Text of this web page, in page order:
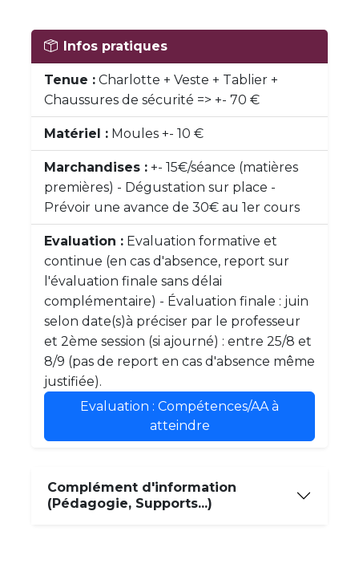
Infos pratiques
Tenue : Charlotte + Veste + Tablier +
Chaussures de sécurité => +- 70 €
Matériel : Moules +- 10 €
Marchandises : +- 15€/séance (matières
premières) - Dégustation sur place -
Prévoir une avance de 30€ au 1er cours
Evaluation : Evaluation formative et
continue (en cas d'absence, report sur
l'évaluation finale sans délai
complémentaire) - Évaluation finale : juin
selon date(s)à préciser par le professeur
et 2ème session (si ajourné) : entre 25/8 et
8/9 (pas de report en cas d'absence même
justifiée).
Evaluation : Compétences/AA à
atteindre
Complément d'information
(Pédagogie, Supports...)